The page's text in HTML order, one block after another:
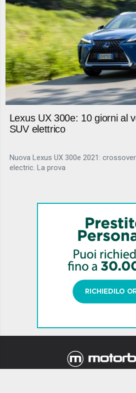
Lexus UX 300e: 10 giorni al
SUV elettrico
Nuova Lexus UX 300e 2021:
electric. La prova